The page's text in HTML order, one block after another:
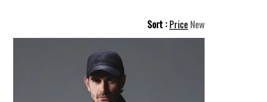
Sort PriceNew